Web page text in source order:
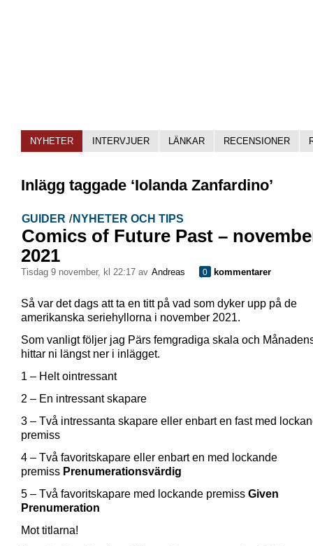
NYHETER INTERVJUER LÄNKAR RECENSIONER
Inlägg taggade ‘Iolanda Zanfardino’
GUIDER / NYHETER OCH TIPS
Comics of Future Past –
2021
tisdag 9 november, kl 22:17 av Andreas 0 kommentarer
Så var det dags att ta en titt på vad som dyker upp på de
amerikanska seriehyllorna i november 2021.
Som vanligt följer jag Pärs femgradiga skala och
hittar ni längst ner i inlägget.
1 – Helt ointressant
2 – En intressant skapare
3 – Två intressanta skapare eller enbart en fast med
premiss
4 – Två favoritskapare eller enbart en med lockande
premiss Prenumerationsvärdig
5 – Två favoritskapare med lockande premiss Given
Prenumeration
Mot titlarna!